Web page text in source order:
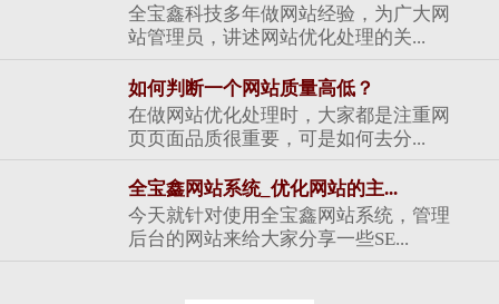
全宝鑫科技多年做网站经验，为广大网
站管理员，讲述网站优化处理的关...
如何判断一个网站质量高低？
在做网站优化处理时，大家都是注重网
页页面品质很重要，可是如何去分...
全宝鑫网站系统_优化网站的主...
今天就针对使用全宝鑫网站系统，管理
后台的网站来给大家分享一些SE...